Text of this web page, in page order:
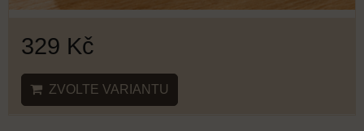
329 Kč
ZVOLTE VARIANTU